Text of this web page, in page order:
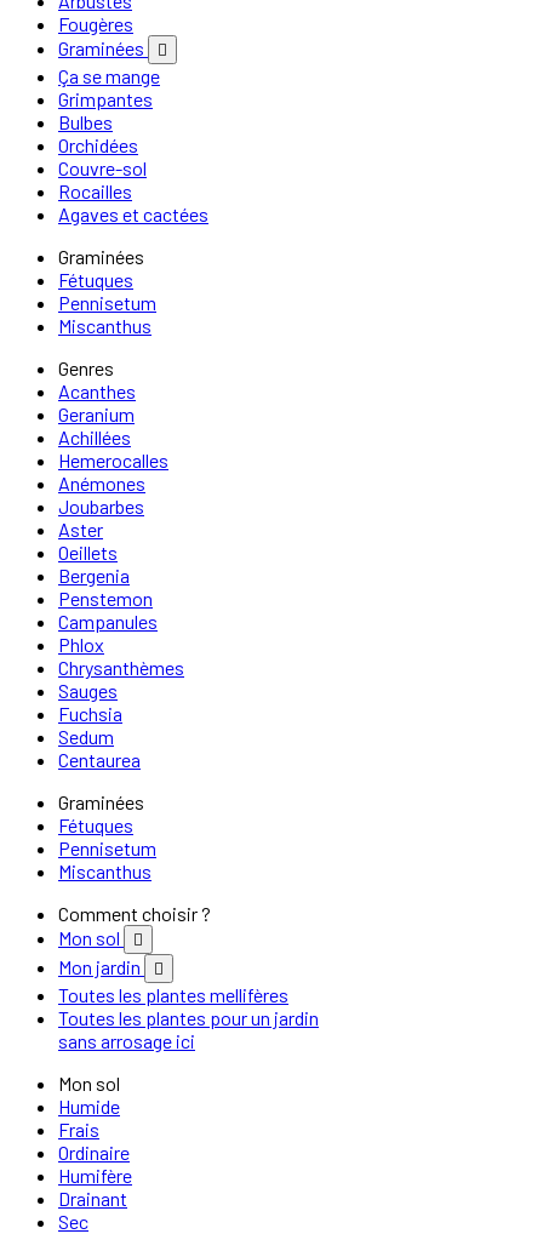
Fougères
Graminées

Ça se mange
Grimpantes
Bulbes
Orchidées
Couvre-sol
Rocailles
Agaves et cactées
Graminées
Fétuques
Pennisetum
Miscanthus
Genres
Acanthes
Geranium
Achillées
Hemerocalles
Anémones
Joubarbes
Aster
Oeillets
Bergenia
Penstemon
Campanules
Phlox
Chrysanthèmes
Sauges
Fuchsia
Sedum
Centaurea
Graminées
Fétuques
Pennisetum
Miscanthus
Comment choisir ?
Mon sol

Mon jardin 
Toutes les plantes mellifères
Toutes les plantes pour un jardin
sans arrosage ici
Mon sol
Humide
Frais
Ordinaire
Humifère
Drainant
Sec